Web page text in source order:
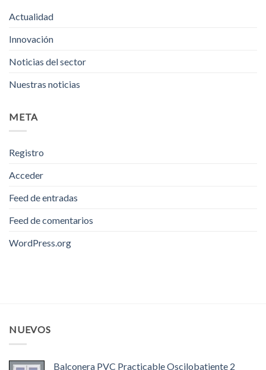
Actualidad
Innovación
Noticias del sector
Nuestras noticias
META
Registro
Acceder
Feed de entradas
Feed de comentarios
WordPress.org
NUEVOS
Balconera PVC Practicable Oscilobatiente 2